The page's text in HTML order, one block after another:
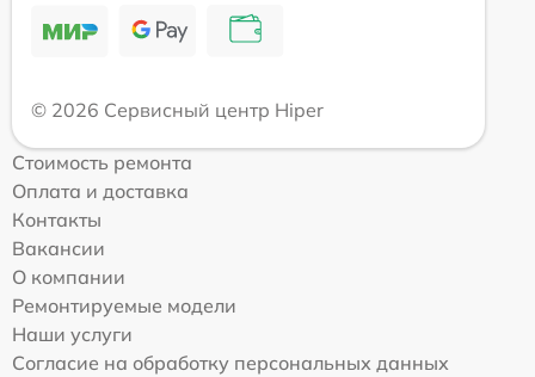
© 2026 Сервисный центр Hiper
Стоимость ремонта
Оплата и доставка
Контакты
Вакансии
О компании
Ремонтируемые модели
Наши услуги
Согласие на обработку персональных данных